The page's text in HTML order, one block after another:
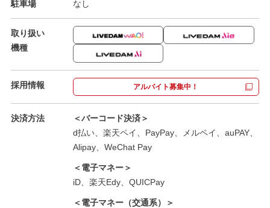
駐車場 なし
取り扱い
機種
決済方法
＜バーコード決済＞
d払い、楽天ペイ、PayPay、メルペイ、auPAY、
Alipay、WeChat Pay
＜電子マネー＞
iD、楽天Edy、QUICPay
＜電子マネー（交通系）＞
採用情報 アルバイト募集中！